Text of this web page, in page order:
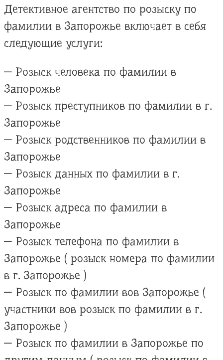
Детективное агентство по розыску по
фамилии в Запорожье включает в себя
следующие услуги:
— Розыск человека по фамилии в
Запорожье
— Розыск преступников по фамилии в г.
Запорожье
— Розыск родственников по фамилии в
Запорожье
— Розыск данных по фамилии в г.
Запорожье
— Розыск адреса по фамилии в
Запорожье
— Розыск телефона по фамилии в
Запорожье ( розыск номера по фамилии
в г. Запорожье )
— Розыск по фамилии вов Запорожье (
участники вов розыск по фамилии в г.
Запорожье )
— Розыск по фамилии в Запорожье по